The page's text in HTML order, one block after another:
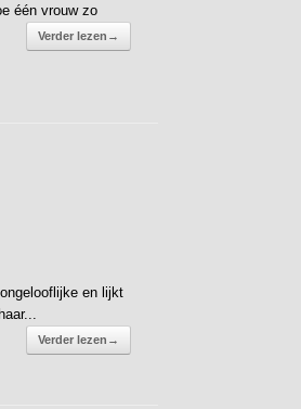
één vrouw zo
Verder lezen →
en lijkt
Verder lezen →